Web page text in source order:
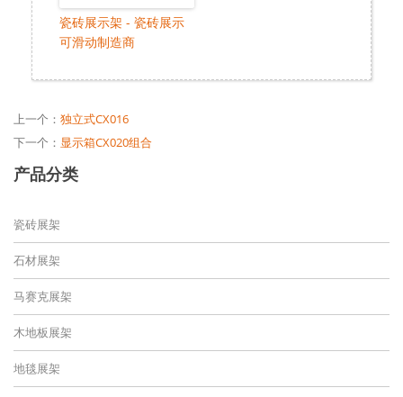
瓷砖展示架 - 瓷砖展示
可滑动制造商
上一个： 独立式CX016
下一个： 显示箱CX020组合
产品分类
瓷砖展架
石材展架
马赛克展架
木地板展架
地毯展架